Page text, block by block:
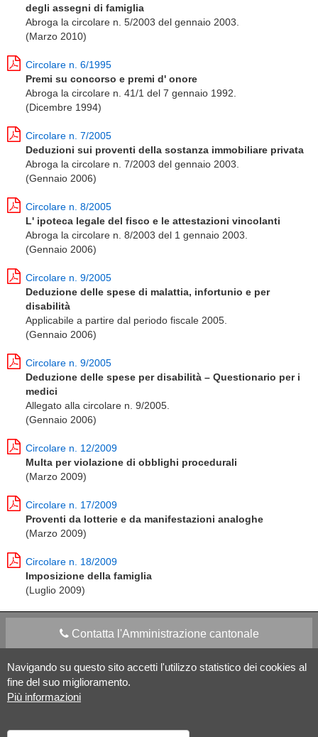
Navigando su questo sito accetti l'utilizzo statistico dei cookies al
fine del suo miglioramento.
Più informazioni
degli assegni di famiglia
Abroga la circolare n. 5/2003 del gennaio 2003.
(Marzo 2010)
Circolare n. 6/1995
Premi su concorso e premi d' onore
Abroga la circolare n. 41/1 del 7 gennaio 1992.
(Dicembre 1994)
Circolare n. 7/2005
Deduzioni sui proventi della sostanza immobiliare privata
Abroga la circolare n. 7/2003 del gennaio 2003.
(Gennaio 2006)
Circolare n. 8/2005
L' ipoteca legale del fisco e le attestazioni vincolanti
Abroga la circolare n. 8/2003 del 1 gennaio 2003.
(Gennaio 2006)
Circolare n. 9/2005
Deduzione delle spese di malattia, infortunio e per
disabilità
Applicabile a partire dal periodo fiscale 2005.
(Gennaio 2006)
Circolare n. 9/2005
Deduzione delle spese per disabilità – Questionario per i
medici
Allegato alla circolare n. 9/2005.
(Gennaio 2006)
Circolare n. 12/2009
Multa per violazione di obblighi procedurali
(Marzo 2009)
Circolare n. 17/2009
Proventi da lotterie e da manifestazioni analoghe
(Marzo 2009)
Circolare n. 18/2009
Imposizione della famiglia
(Luglio 2009)
Contatta l'Amministrazione cantonale
Apps Mobile Social media